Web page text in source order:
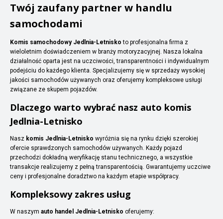
Twój zaufany partner w handlu
samochodami
Komis samochodowy Jedlnia-Letnisko to profesjonalna firma z
wieloletnim doświadczeniem w branży motoryzacyjnej. Nasza lokalna
działalność oparta jest na uczciwości, transparentności i indywidualnym
podejściu do każdego klienta. Specjalizujemy się w sprzedaży wysokiej
jakości samochodów używanych oraz oferujemy kompleksowe usługi
związane ze skupem pojazdów.
Dlaczego warto wybrać nasz auto komis
Jedlnia-Letnisko
Nasz komis Jedlnia-Letnisko wyróżnia się na rynku dzięki szerokiej
ofercie sprawdzonych samochodów używanych. Każdy pojazd
przechodzi dokładną weryfikację stanu technicznego, a wszystkie
transakcje realizujemy z pełną transparentością. Gwarantujemy uczciwe
ceny i profesjonalne doradztwo na każdym etapie współpracy.
Kompleksowy zakres usług
W naszym auto handel Jedlnia-Letnisko oferujemy: